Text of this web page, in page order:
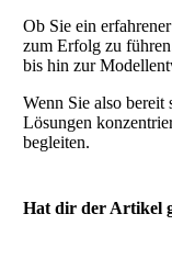
Ob Sie ein
zum Erfolg zu
bis hin zur
Wenn Sie also
Lösungen
begleiten.
Hat dir der Artikel